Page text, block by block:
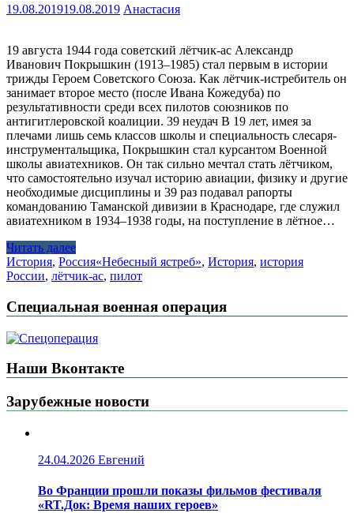
19.08.201919.08.2019 Анастасия
19 августа 1944 года советский лётчик-ас Александр
Иванович Покрышкин (1913–1985) стал первым в истории
трижды Героем Советского Союза. Как лётчик-истребитель он
занимает второе место (после Ивана Кожедуба) по
результативности среди всех пилотов союзников по
антигитлеровской коалиции. 39 неудач В 19 лет, имея за
плечами лишь семь классов школы и специальность слесаря-
инструментальщика, Покрышкин стал курсантом Военной
школы авиатехников. Он так сильно мечтал стать лётчиком,
что самостоятельно изучал историю авиации, физику и другие
необходимые дисциплины и 39 раз подавал рапорты
командованию Таманской дивизии в Краснодаре, где служил
авиатехником в 1934–1938 годы, на поступление в лётное…
Читать далее
История, Россия«Небесный ястреб», История, история
России, лётчик-ас, пилот
Специальная военная операция
Наши Вконтакте
Зарубежные новости
24.04.2026 Евгений
Во Франции прошли показы фильмов фестиваля
«RT.Док: Время наших героев»